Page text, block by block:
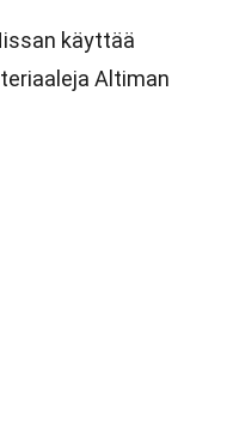
käyttää
Altiman